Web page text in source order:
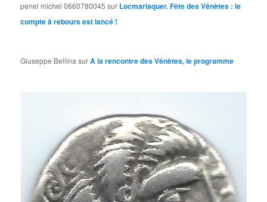
penel michel 0660780045 sur Locmariaquer. Fête des Vénètes : le
compte à rebours est lancé !
Giuseppe Bellina surA la rencontre des Vénètes, le programme